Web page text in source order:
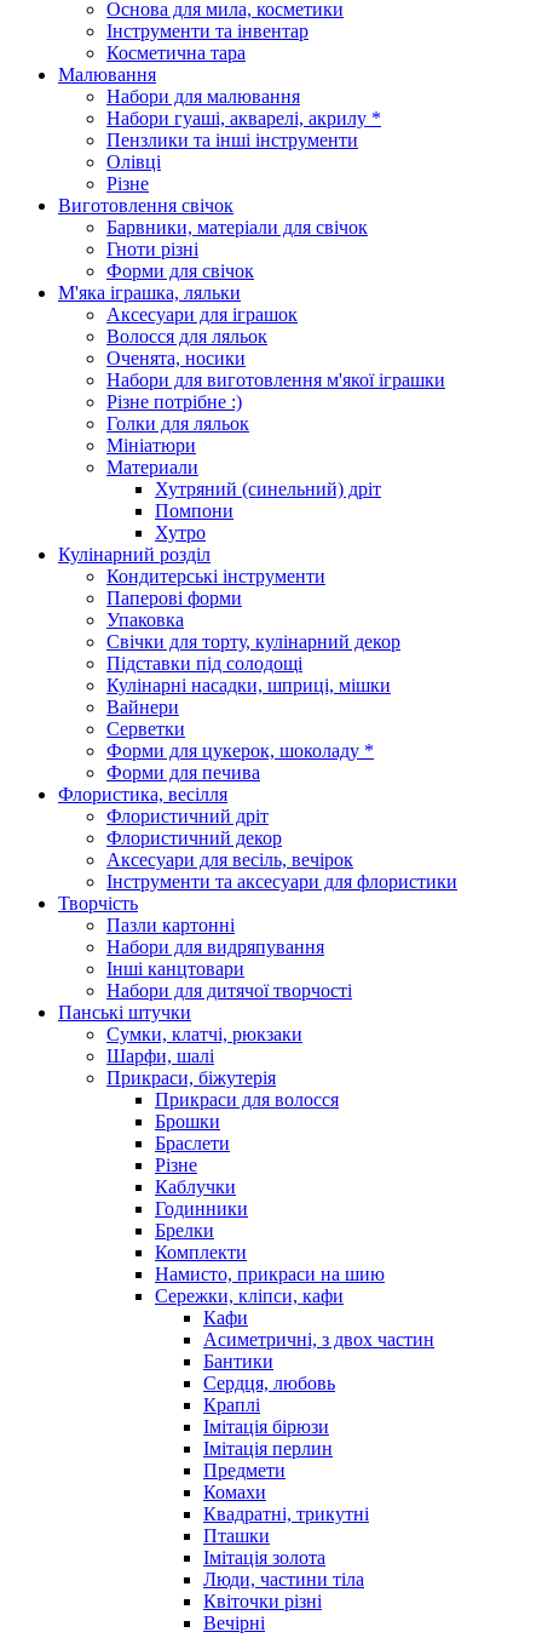
Основа для мила, косметики
Інструменти та інвентар
Косметична тара
Малювання
Набори для малювання
Набори гуаші, акварелі, акрилу *
Пензлики та інші інструменти
Олівці
Різне
Виготовлення свічок
Барвники, матеріали для свічок
Гноти різні
Форми для свічок
М'яка іграшка, ляльки
Аксесуари для іграшок
Волосся для ляльок
Оченята, носики
Набори для виготовлення м'якої іграшки
Різне потрібне :)
Голки для ляльок
Мініатюри
Материали
Хутряний (синельний) дріт
Помпони
Хутро
Кулінарний розділ
Кондитерські інструменти
Паперові форми
Упаковка
Свічки для торту, кулінарний декор
Підставки під солодощі
Кулінарні насадки, шприці, мішки
Вайнери
Серветки
Форми для цукерок, шоколаду *
Форми для печива
Флористика, весілля
Флористичний дріт
Флористичний декор
Аксесуари для весіль, вечірок
Інструменти та аксесуари для флористики
Творчість
Пазли картонні
Набори для видряпування
Інші канцтовари
Набори для дитячої творчості
Панські штучки
Сумки, клатчі, рюкзаки
Шарфи, шалі
Прикраси, біжутерія
Прикраси для волосся
Брошки
Браслети
Різне
Каблучки
Годинники
Брелки
Комплекти
Намисто, прикраси на шию
Сережки, кліпси, кафи
Кафи
Асиметричні, з двох частин
Бантики
Сердця, любовь
Краплі
Імітація бірюзи
Імітація перлин
Предмети
Комахи
Квадратні, трикутні
Пташки
Імітація золота
Люди, частини тіла
Квіточки різні
Вечірні